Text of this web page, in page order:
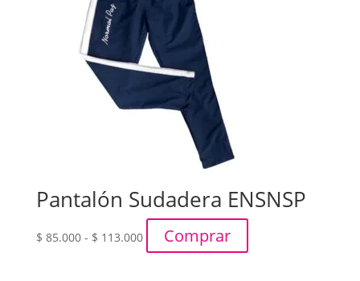
Pantalón Sudadera ENSNSP
$ 85.000 - $ 113.000Rango
de
Comprar